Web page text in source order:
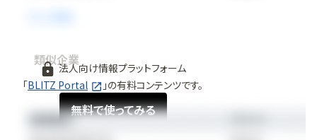
法人向け情報プラットフォーム
「BLITZ Portal 」の有料コンテンツです。
無料で使ってみる
類似企業